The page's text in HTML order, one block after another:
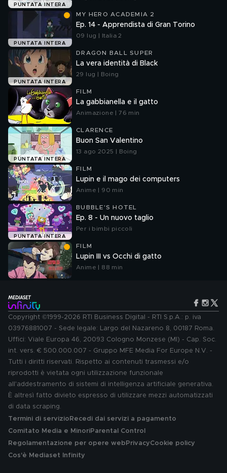
PUNTATA INTERA
PUNTATA INTERA
MY HERO ACADEMIA 2
Ep. 14 - Apprendista di Gran Torino
09 lug | Italia 2
PUNTATA INTERA
DRAGON BALL SUPER
La vera identità di Black
29 lug | Boing
FILM
La gabbianella e il gatto
Animazione | 76 min
PUNTATA INTERA
CLARENCE
Buon San Valentino
13 ago 2025 | Boing
FILM
Lupin e il mago dei computers
Anime | 90 min
PUNTATA INTERA
BUBBLE'S HOTEL
Ep. 8 - Un nuovo taglio
Per i bimbi piccoli
FILM
Lupin III vs Occhi di gatto
Anime | 88 min
Copyright ©1999-2026 RTI Business Digital - RTI S.p.A.: p. iva
03976881007 - Sede legale: Largo del Nazareno 8, 00187 Roma.
Uffici: Viale Europa 46, 20093 Cologno Monzese (MI) - Cap. Soc.
int. vers. € 500.000.007 - Gruppo MFE Media For Europe N.V. -
Tutti i diritti riservati. Rispetto ai contenuti trasmessi e/o
riprodotti è vietata ogni utilizzazione funzionale
all'addestramento di sistemi di intelligenza artificiale generativa.
È altresì fatto divieto espresso di utilizzare mezzi automatizzati
di data scraping.
Termini di servizio Recedi dai servizi a pagamento
Comitato Media e MinoriParental Control
Regolamentazione per opere web PrivacyCookie policy
Cos'è Mediaset Infinity